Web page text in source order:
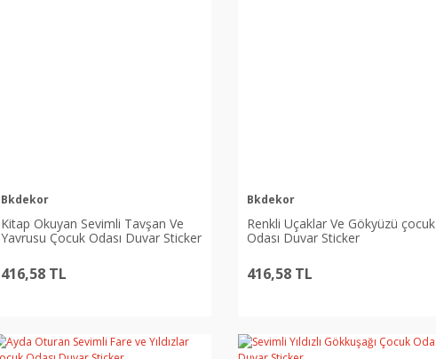
Bkdekor
Kitap Okuyan Sevimli Tavşan Ve
Yavrusu Çocuk Odası Duvar Sticker
416,58 TL
Bkdekor
Renkli Uçaklar Ve Gökyüzü çocuk
Odası Duvar Sticker
416,58 TL